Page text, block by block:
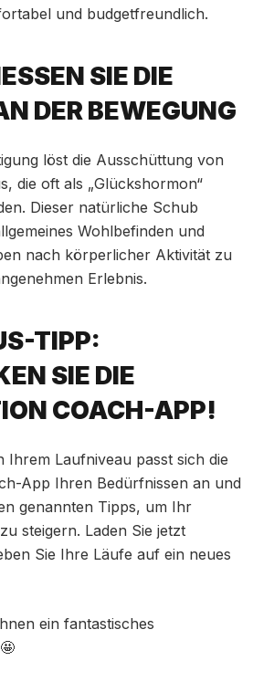
und budgetfreundlich.
SIE DIE F
DER BEWEGUNG
löst die Ausschüttung von
die oft als „Glückshormon“
Dieser natürliche Schub
Wohlbefinden und
nach körperlicher Aktivität zu
Erlebnis.
TIPP:
SIE DIE
COACH-APP!
Ihrem Laufniveau passt sich die
App Ihren Bedürfnissen an und
genannten Tipps, um Ihr
steigern. Laden Sie jetzt
Sie Ihre Läufe auf ein neues
ein fantastisches